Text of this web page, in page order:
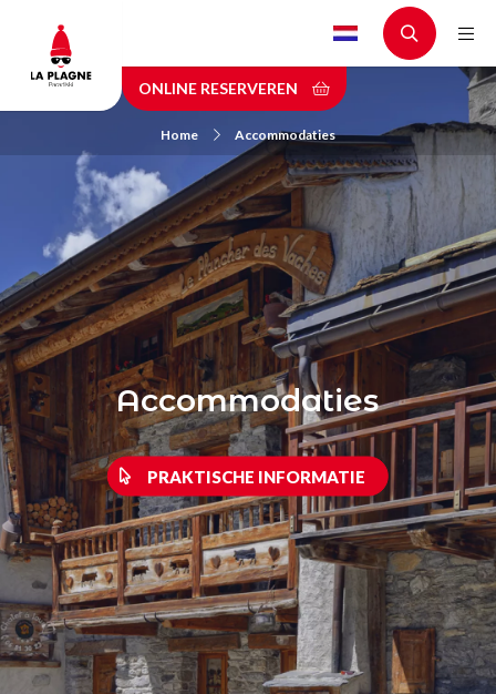
main
content
ONLINE RESERVEREN
Home Accommodaties
Accommodaties
PRAKTISCHE INFORMATIE